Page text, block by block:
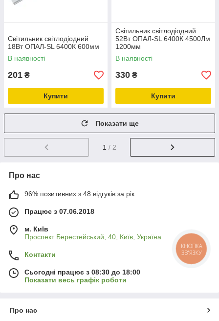
Світильник світлодіодний
18Вт ОПАЛ-SL 6400К 600мм
В наявності
201 ₴
Купити
Світильник світлодіодний
52Вт ОПАЛ-SL 6400К 4500Лм
1200мм
В наявності
330 ₴
Купити
Показати ще
1 / 2
Про нас
96% позитивних з 48 відгуків за рік
Працює з 07.06.2018
м. Київ
Проспект Берестейський, 40, Київ, Україна
Контакти
Сьогодні працює з 08:30 до 18:00
Показати весь графік роботи
Про нас
КНОПКА
ЗВ'ЯЗКУ